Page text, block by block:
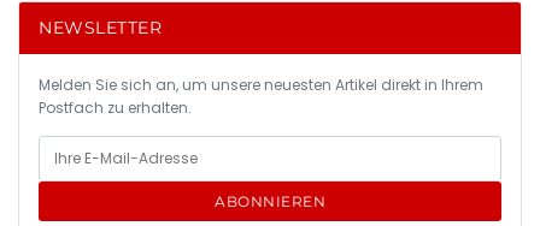
NEWSLETTER
Melden Sie sich an, um unsere neuesten Artikel direkt in Ihrem
Postfach zu erhalten.
ABONNIEREN